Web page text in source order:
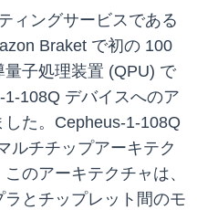
ィングサービスである
Braket で初の 100
子処理装置 (QPU) で
108Q デバイスへのア
た。Cepheus-1-108Q
ルチチップアーキテク
のアーキテクチャは、
とチップレット間のモ